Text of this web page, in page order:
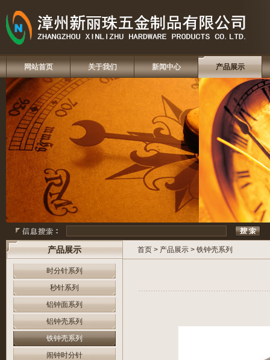
网站首页 关于我们 新闻中心 产品展示
产品展示
时分针系列
秒针系列
铝钟面系列
铝钟壳系列
铁钟壳系列
闹钟时分针
首页 > 产品展示 > 铁钟壳系列